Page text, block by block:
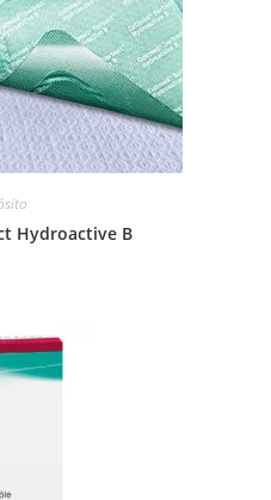
Hydroactive B